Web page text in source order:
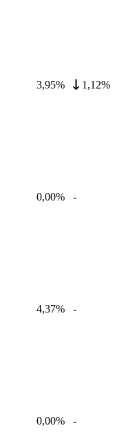
3,95% 1,12%
0,00% -
4,37% -
0,00% -